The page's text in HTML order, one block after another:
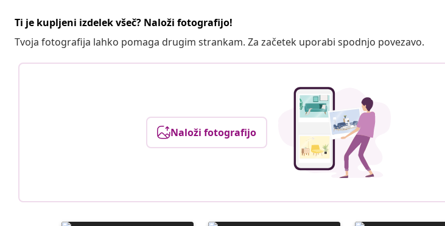
Ti je kupljeni izdelek všeč? Naloži fotografijo!
Tvoja fotografija lahko pomaga drugim strankam. Za začetek uporabi spodnjo povezavo.
Naloži fotografijo